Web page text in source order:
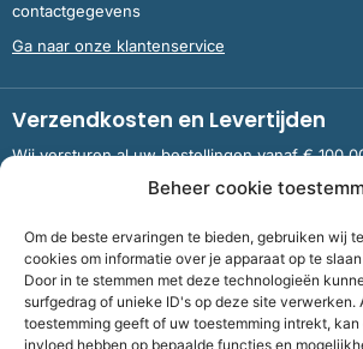
Beheer cookie
Om de beste ervaringen te bieden, gebruiken wij
cookies om informatie over je apparaat op te
Door in te stemmen met deze technologieën
surfgedrag of unieke ID's op deze site verwerken.
toestemming geeft of uw toestemming intrekt,
invloed hebben op bepaalde functies en
contactgegevens
Ga naar onze klantenservice
Verzendkosten en Levertijden
Wij versturen al uw bestellingen vanaf €
Nederland en België.
Meer informatie over verzendkosten en
Bank NL09 RABO 0326 5083 92 ten name van